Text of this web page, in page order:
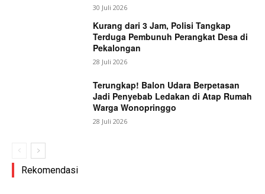
30 Juli 2026
Kurang dari 3 Jam, Polisi Tangkap
Terduga Pembunuh Perangkat Desa di
Pekalongan
28 Juli 2026
Terungkap! Balon Udara Berpetasan
Jadi Penyebab Ledakan di Atap Rumah
Warga Wonopringgo
28 Juli 2026
Rekomendasi